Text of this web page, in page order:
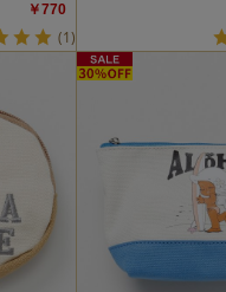
￥770
(1)